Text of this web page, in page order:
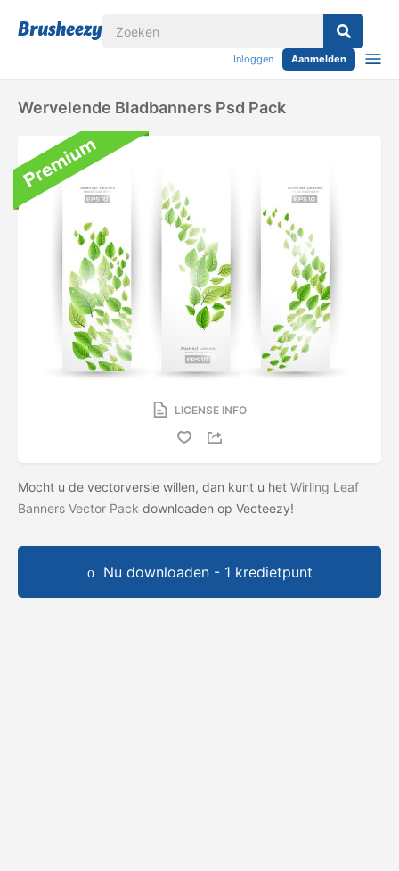
Inloggen Aanmelden
Wervelende Bladbanners Psd Pack
LICENSE INFO
Mocht u de vectorversie willen, dan kunt u het Wirling Leaf
Banners Vector Pack downloaden op Vecteezy!
Nu downloaden - 1 kredietpunt